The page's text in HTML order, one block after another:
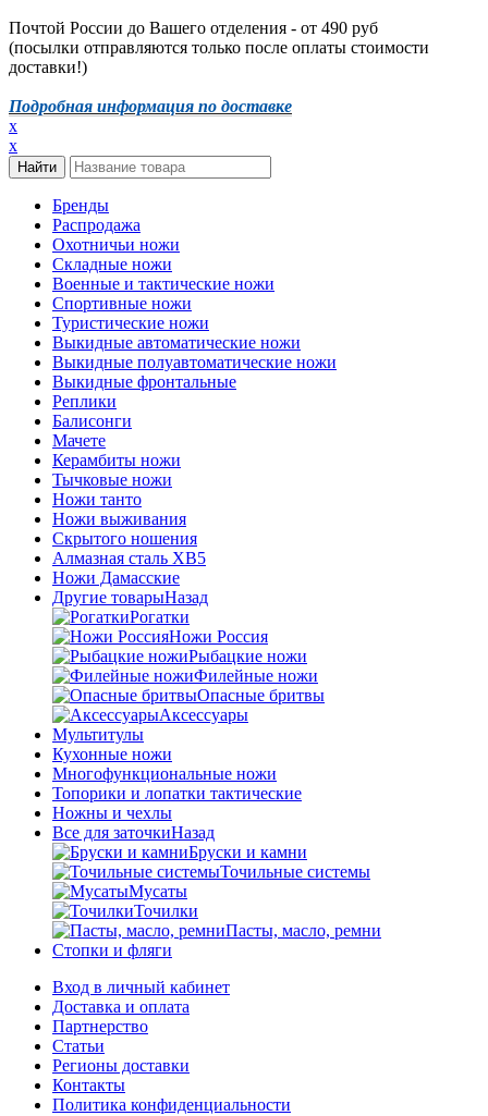
Почтой России до Вашего отделения - от 490 руб
(посылки отправляются только после оплаты стоимости
доставки!)
Подробная информация по доставке
x
x
Бренды
Распродажа
Охотничьи ножи
Складные ножи
Военные и тактические ножи
Спортивные ножи
Туристические ножи
Выкидные автоматические ножи
Выкидные полуавтоматические ножи
Выкидные фронтальные
Реплики
Балисонги
Мачете
Керамбиты ножи
Тычковые ножи
Ножи танто
Ножи выживания
Скрытого ношения
Алмазная сталь ХВ5
Ножи Дамасские
Другие товарыНазад
Рогатки
Ножи Россия
Рыбацкие ножи
Филейные ножи
Опасные бритвы
Аксессуары
Мультитулы
Кухонные ножи
Многофункциональные ножи
Топорики и лопатки тактические
Ножны и чехлы
Все для заточкиНазад
Бруски и камни
Точильные системы
Мусаты
Точилки
Пасты, масло, ремни
Стопки и фляги
Вход в личный кабинет
Доставка и оплата
Партнерство
Статьи
Регионы доставки
Контакты
Политика конфиденциальности